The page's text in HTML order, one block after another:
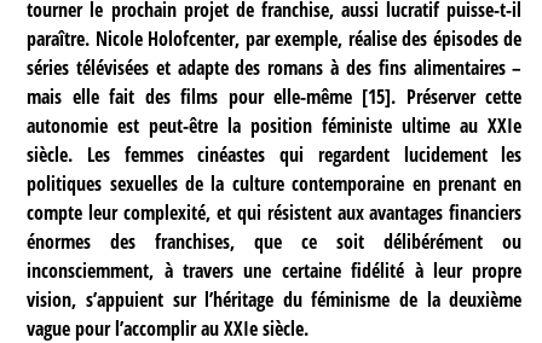
tourner le prochain projet de franchise, aussi lucratif puisse-t-il
paraître. Nicole Holofcenter, par exemple, réalise des épisodes de
séries télévisées et adapte des romans à des fins alimentaires –
mais elle fait des films pour elle-même[15]. Préserver cette
autonomie est peut-être la position féministe ultime au XXIe
siècle. Les femmes cinéastes qui regardent lucidement les
politiques sexuelles de la culture contemporaine en prenant en
compte leur complexité, et qui résistent aux avantages financiers
énormes des franchises, que ce soit délibérément ou
inconsciemment, à travers une certaine fidélité à leur propre
vision, s’appuient sur l’héritage du féminisme de la deuxième
vague pour l’accomplir au XXIe siècle.